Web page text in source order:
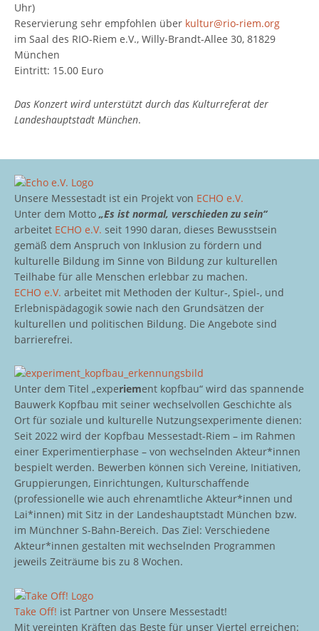
Uhr)
Reservierung sehr empfohlen über kultur@rio-riem.org
im Saal des RIO-Riem e.V., Willy-Brandt-Allee 30, 81829
München
Eintritt: 15.00 Euro
Das Konzert wird unterstützt durch das Kulturreferat der
Landeshauptstadt München.
Unsere Messestadt ist ein Projekt von ECHO e.V.
Unter dem Motto „Es ist normal, verschieden zu sein“
arbeitet ECHO e.V. seit 1990 daran, dieses Bewusstsein
gemäß dem Anspruch von Inklusion zu fördern und
kulturelle Bildung im Sinne von Bildung zur kulturellen
Teilhabe für alle Menschen erlebbar zu machen.
ECHO e.V. arbeitet mit Methoden der Kultur-, Spiel-, und
Erlebnispädagogik sowie nach den Grundsätzen der
kulturellen und politischen Bildung. Die Angebote sind
barrierefrei.
Unter dem Titel „experiement kopfbau“ wird das spannende
Bauwerk Kopfbau mit seiner wechselvollen Geschichte als
Ort für soziale und kulturelle Nutzungsexperimente dienen:
Seit 2022 wird der Kopfbau Messestadt-Riem – im Rahmen
einer Experimentierphase – von wechselnden Akteur*innen
bespielt werden. Bewerben können sich Vereine, Initiativen,
Gruppierungen, Einrichtungen, Kulturschaffende
(professionelle wie auch ehrenamtliche Akteur*innen und
Lai*innen) mit Sitz in der Landeshauptstadt München bzw.
im Münchner S-Bahn-Bereich. Das Ziel: Verschiedene
Akteur*innen gestalten mit wechselnden Programmen
jeweils Zeiträume bis zu 8 Wochen.
Take Off! ist Partner von Unsere Messestadt!
Mit vereinten Kräften das Beste für unser Viertel erreichen: